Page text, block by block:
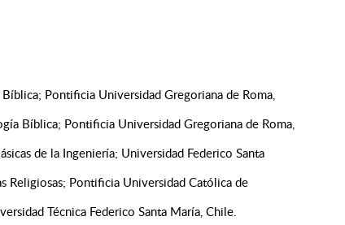
Pontificia Universidad Gregoriana de Roma,
Bíblica; Pontificia Universidad Gregoriana de Roma,
de la Ingeniería; Universidad Federico Santa
Religiosas; Pontificia Universidad Católica de
Técnica Federico Santa María, Chile.